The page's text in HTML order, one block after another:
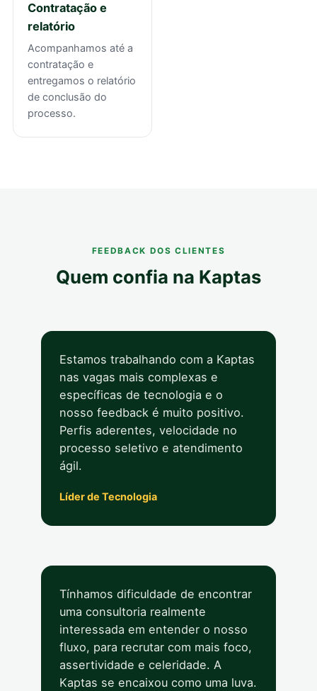
Contratação e
relatório
Acompanhamos até a
contratação e
entregamos o relatório
de conclusão do
processo.
FEEDBACK DOS CLIENTES
Quem confia na Kaptas
Estamos trabalhando com a Kaptas
nas vagas mais complexas e
específicas de tecnologia e o
nosso feedback é muito positivo.
Perfis aderentes, velocidade no
processo seletivo e atendimento
ágil.
Líder de Tecnologia
Tínhamos dificuldade de encontrar
uma consultoria realmente
interessada em entender o nosso
fluxo, para recrutar com mais foco,
assertividade e celeridade. A
Kaptas se encaixou como uma luva.